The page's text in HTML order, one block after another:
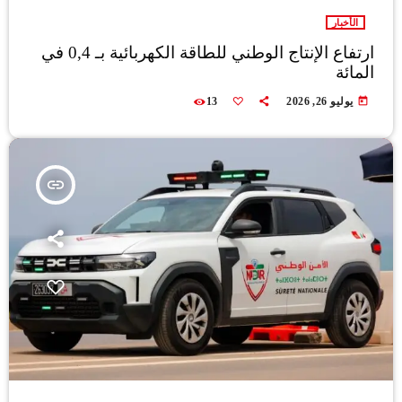
الأخبار
ارتفاع الإنتاج الوطني للطاقة الكهربائية بـ 0,4 في
المائة
today يوليو 26, 2026 13
insert_link